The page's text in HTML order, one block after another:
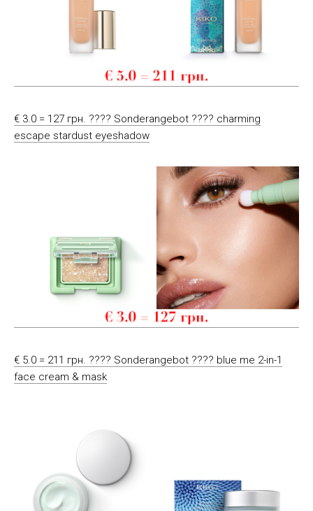
€ 3.0 = 127 грн. ???? Sonderangebot ???? charming
escape stardust eyeshadow
€ 5.0 = 211 грн. ???? Sonderangebot ???? blue me 2-in-1
face cream & mask